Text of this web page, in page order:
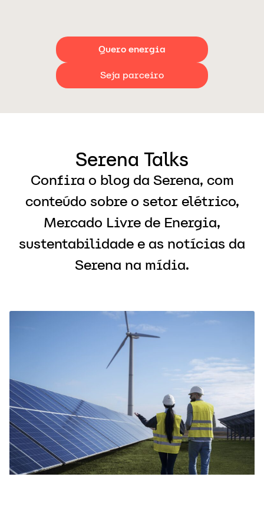
Quero energia
Seja parceiro
Serena Talks
Confira o blog da Serena, com
conteúdo sobre o setor elétrico,
Mercado Livre de Energia,
sustentabilidade e as notícias da
Serena na mídia.